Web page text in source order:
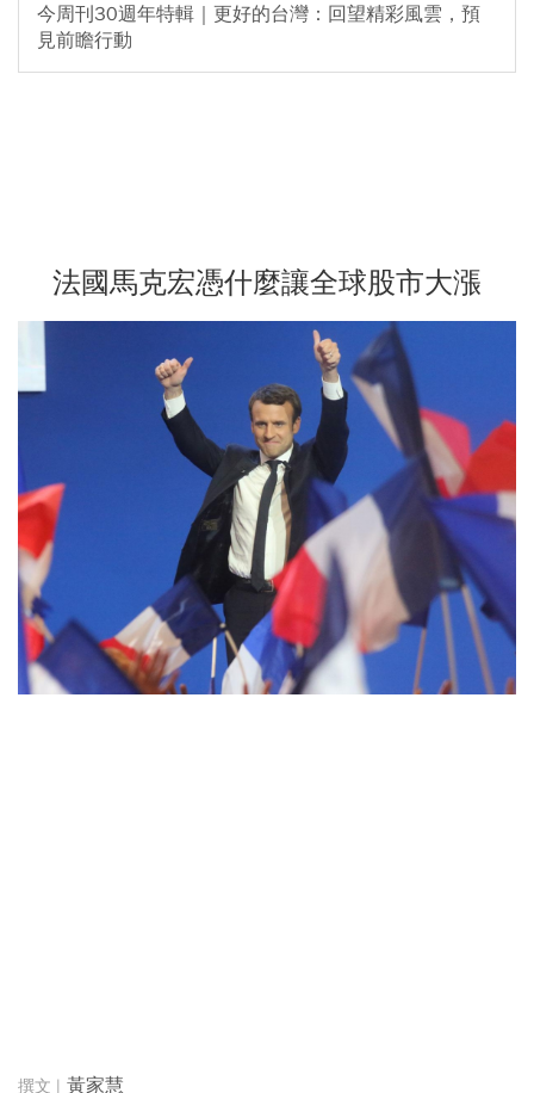
今周刊30週年特輯｜更好的台灣：回望精彩風雲，預
見前瞻行動
法國馬克宏憑什麼讓全球股市大漲
黃家慧